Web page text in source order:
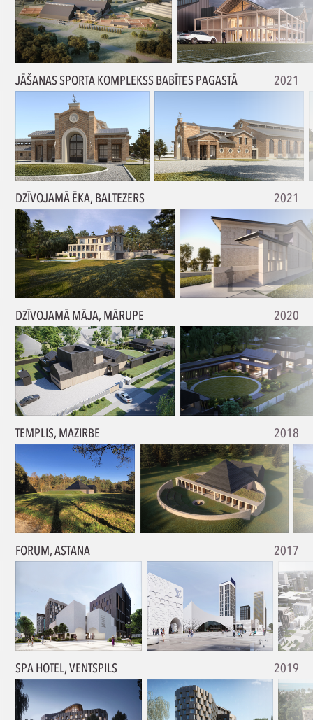
JĀŠANAS SPORTA KOMPLEKSS BABĪTЕS PAGASTĀ 2021
DZĪVOJAMĀ ĒKA, BALTEZERS 2021
DZĪVOJAMĀ MĀJA, MĀRUPE 2020
TEMPLIS, MAZIRBE 2018
FORUM, ASTANA 2017
SPA HOTEL, VENTSPILS 2019